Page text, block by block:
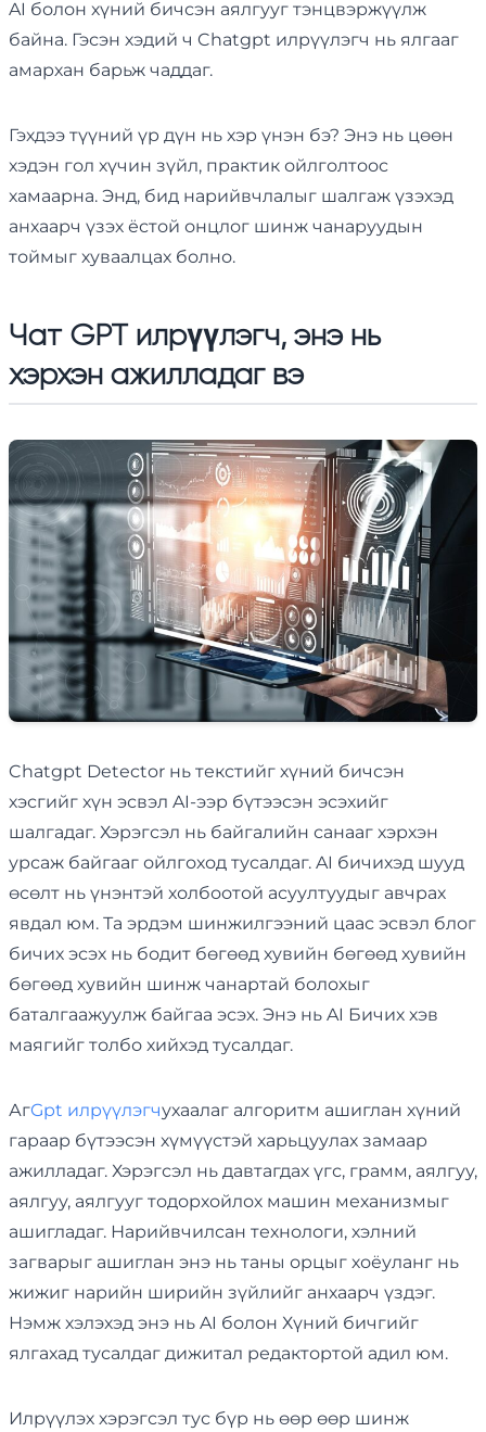
AI болон хүний ​​бичсэн аялгууг тэнцвэржүүлж
байна. Гэсэн хэдий ч Chatgpt илрүүлэгч нь ялгааг
амархан барьж чаддаг.
Гэхдээ түүний үр дүн нь хэр үнэн бэ? Энэ нь цөөн
хэдэн гол хүчин зүйл, практик ойлголтоос
хамаарна. Энд, бид нарийвчлалыг шалгаж үзэхэд
анхаарч үзэх ёстой онцлог шинж чанаруудын
тоймыг хуваалцах болно.
Чат GPT илрүүлэгч, энэ нь
хэрхэн ажилладаг вэ
Chatgpt Detector нь текстийг хүний ​​бичсэн
хэсгийг хүн эсвэл AI-ээр бүтээсэн эсэхийг
шалгадаг. Хэрэгсэл нь байгалийн санааг хэрхэн
урсаж байгааг ойлгоход тусалдаг. AI бичихэд шууд
өсөлт нь үнэнтэй холбоотой асуултуудыг авчрах
явдал юм. Та эрдэм шинжилгээний цаас эсвэл блог
бичих эсэх нь бодит бөгөөд хувийн бөгөөд хувийн
бөгөөд хувийн шинж чанартай болохыг
баталгаажуулж байгаа эсэх. Энэ нь AI Бичих хэв
маягийг толбо хийхэд тусалдаг.
АгGpt илрүүлэгчухаалаг алгоритм ашиглан хүний ​​
гараар бүтээсэн хүмүүстэй харьцуулах замаар
ажилладаг. Хэрэгсэл нь давтагдах үгс, грамм, аялгуу,
аялгуу, аялгууг тодорхойлох машин механизмыг
ашигладаг. Нарийвчилсан технологи, хэлний
загварыг ашиглан энэ нь таны орцыг хоёуланг нь
жижиг нарийн ширийн зүйлийг анхаарч үздэг.
Нэмж хэлэхэд энэ нь AI болон Хүний бичгийг
ялгахад тусалдаг дижитал редактортой адил юм.
Илрүүлэх хэрэгсэл тус бүр нь өөр өөр шинж